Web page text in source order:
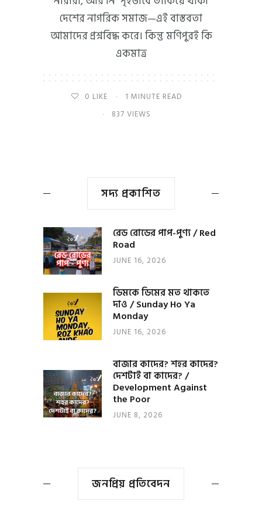
দেশের নাগরিক সমাজ—এই বাস্তবতা
আমাদের প্রশ্নবিদ্ধ করে। কিন্তু মণিপুরই কি
একমাত্র
0 LIKE
1 MINUTE READ
837 VIEWS
সদ্য প্রকাশিত
রেড রোডের পাপ-পুণ্য / Red
Road
JUNE 16, 2026
ডিমকে ডিমের মত থাকতে
দাও / Sunday Ho Ya
Monday
JUNE 16, 2026
বাজার কাদের? শহর কাদের?
দেশটাই বা কাদের? /
Development Against
the Poor
JUNE 8, 2026
জনপ্রিয় প্রতিবেদন